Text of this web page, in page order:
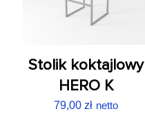
Stolik koktajlowy
HERO K
79,00zł netto